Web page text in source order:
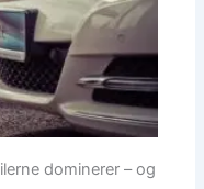
dominerer – og